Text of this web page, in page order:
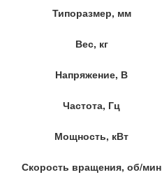
Типоразмер, мм
Вес, кг
Напряжение, В
Частота, Гц
Мощность, кВт
Скорость вращения, об/мин